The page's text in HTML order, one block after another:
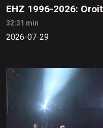
EHZ 1996-2026:
32:31 min
2026-07-29